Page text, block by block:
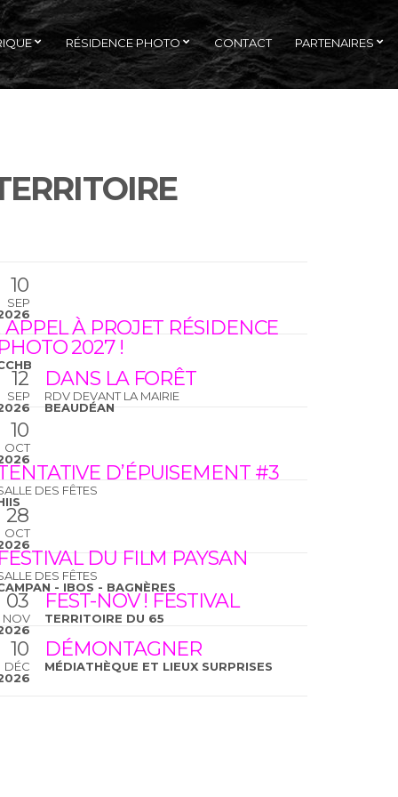
RÉSIDENCE PHOTO CONTACT PARTENAIRES
10
SEP
APPEL À PROJET RÉSIDENCE
PHOTO 2027 !
12
SEP
DANS LA FORÊT
RDV DEVANT LA MAIRIE
BEAUDÉAN
10
OCT
D’ÉPUISEMENT #3
DES FÊTES
28
OCT
FESTIVAL DU FILM PAYSAN
DES FÊTES
- IBOS - BAGNÈRES
03
NOV
FEST-NOV ! FESTIVAL
TERRITOIRE DU 65
10
DÉC
DÉMONTAGNER
MÉDIATHÈQUE ET LIEUX SURPRISES